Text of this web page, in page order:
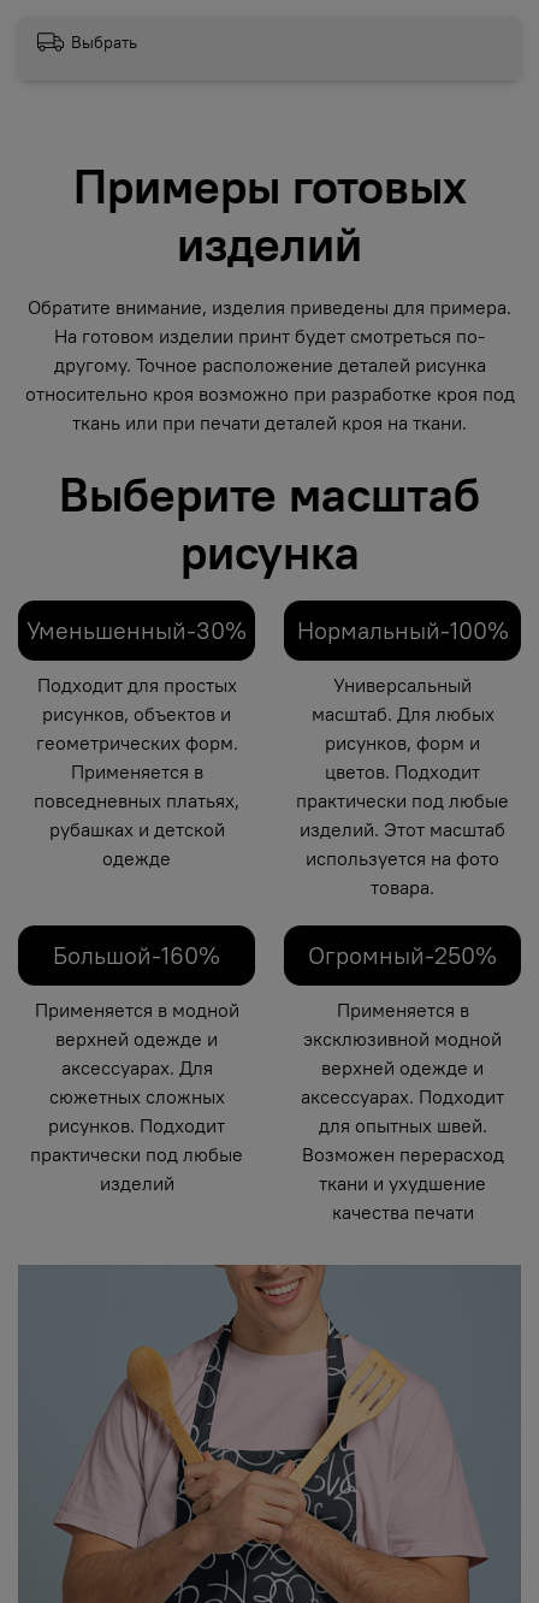
Выбрать
Примеры готовых
изделий
Обратите внимание, изделия приведены для примера.
На готовом изделии принт будет смотреться по-
другому. Точное расположение деталей рисунка
относительно кроя возможно при разработке кроя под
ткань или при печати деталей кроя на ткани.
Выберите масштаб
рисунка
Уменьшенный-30%
Подходит для простых
рисунков, объектов и
геометрических форм.
Применяется в
повседневных платьях,
рубашках и детской
одежде
Нормальный-100%
Универсальный
масштаб. Для любых
рисунков, форм и
цветов. Подходит
практически под любые
изделий. Этот масштаб
используется на фото
товара.
Большой-160%
Применяется в модной
верхней одежде и
аксессуарах. Для
сюжетных сложных
рисунков. Подходит
практически под любые
изделий
Огромный-250%
Применяется в
эксклюзивной модной
верхней одежде и
аксессуарах. Подходит
для опытных швей.
Возможен перерасход
ткани и ухудшение
качества печати